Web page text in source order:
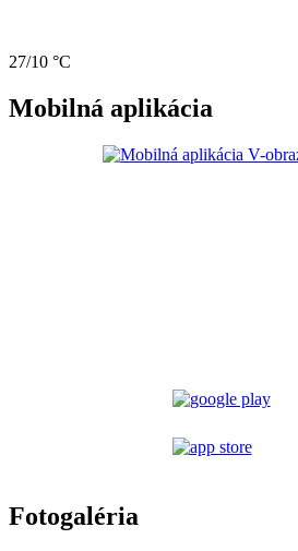
27/10 °C
Mobilná aplikácia
Fotogaléria